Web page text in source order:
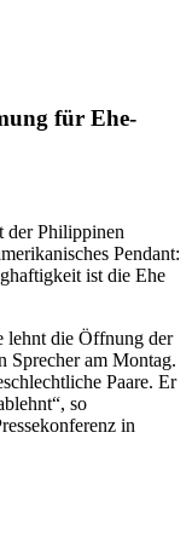
für Ehe-
der Philippinen
Pendant:
ist die Ehe
lehnt die Öffnung der
Sprecher am Montag.
Paare. Er
so
in